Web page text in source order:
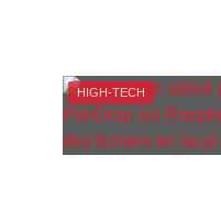
HIGH-TECH